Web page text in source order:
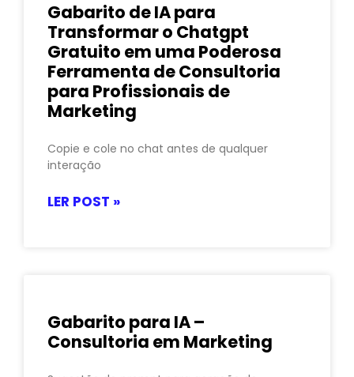
Gabarito de IA para
Transformar o Chatgpt
Gratuito em uma Poderosa
Ferramenta de Consultoria
para Profissionais de
Marketing
Copie e cole no chat antes de qualquer
interação
LER POST »
Gabarito para IA –
Consultoria em Marketing